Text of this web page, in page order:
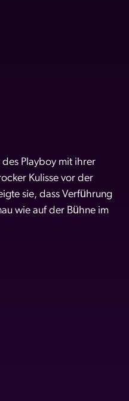
Playboy mit ihrer
Kulisse vor der
sie, dass Verführung
wie auf der Bühne im